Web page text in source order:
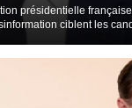
présidentielle
ciblent les